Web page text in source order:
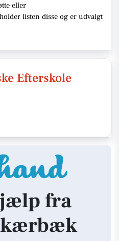
eller
listen disse og er udvalgt
Efterskole
fra